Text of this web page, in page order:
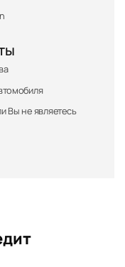
Вы не являетесь